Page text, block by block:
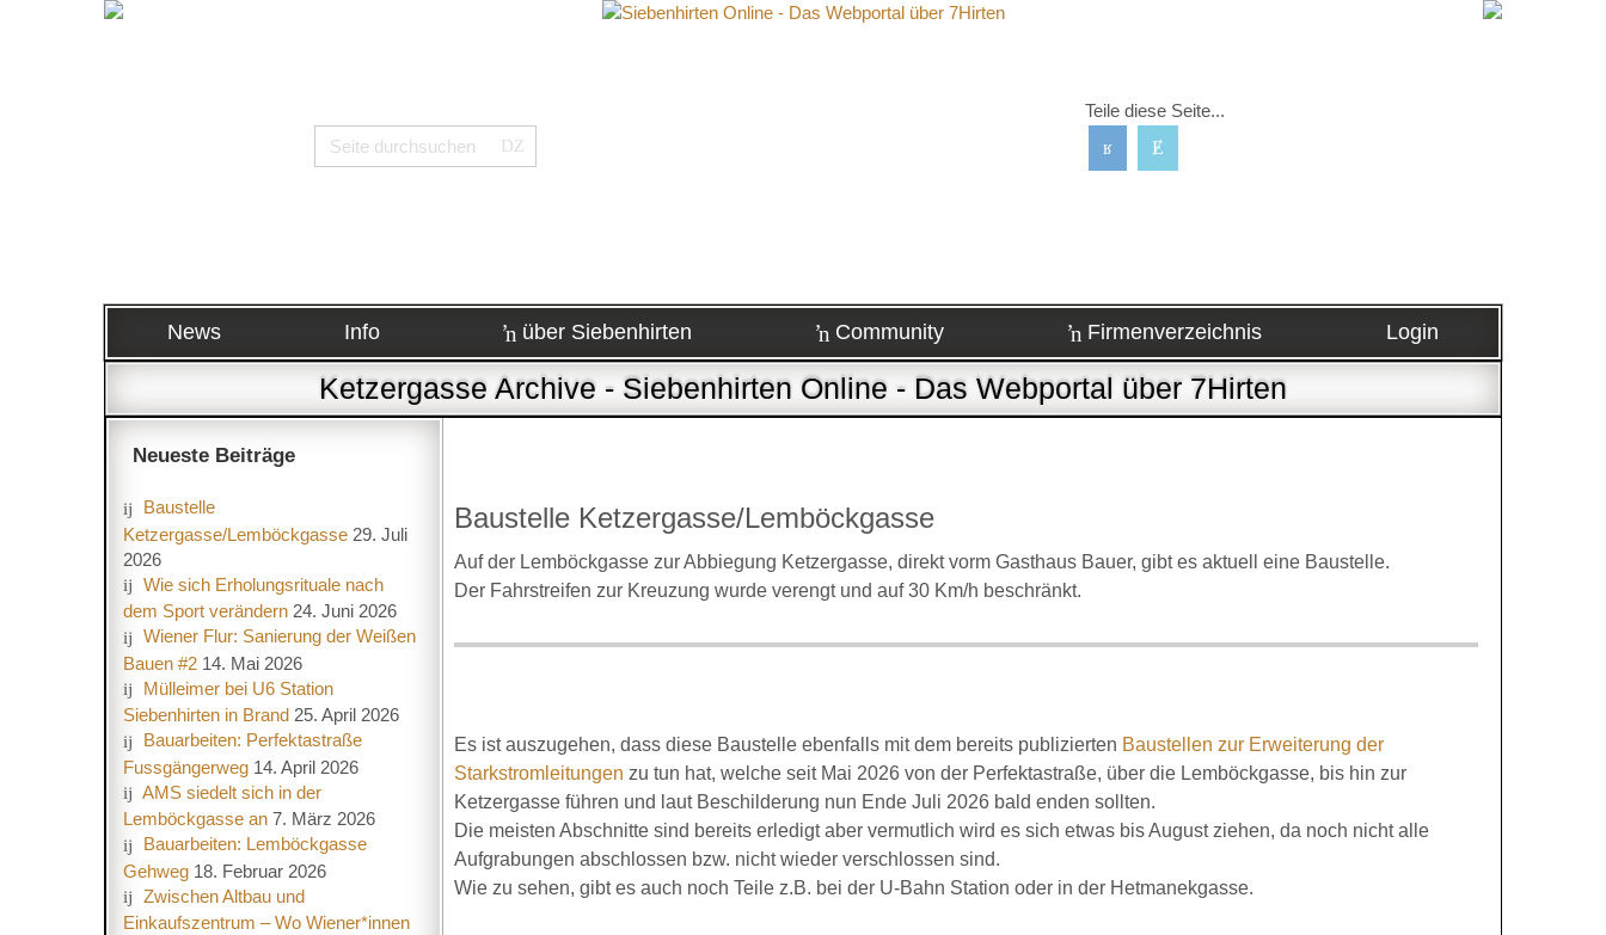
News Info über Siebenhirten Community Firmenverzeichnis Login
Ketzergasse Archive - Siebenhirten Online - Das Webportal über 7Hirten
Teile diese Seite...
Neueste Beiträge
Baustelle
Ketzergasse/Lemböckgasse 29. Juli
2026
Wie sich Erholungsrituale nach
dem Sport verändern 24. Juni 2026
Wiener Flur: Sanierung der Weißen
Bauen #2 14. Mai 2026
Mülleimer bei U6 Station
Siebenhirten in Brand 25. April 2026
Bauarbeiten: Perfektastraße
Fussgängerweg 14. April 2026
AMS siedelt sich in der
Lemböckgasse an 7. März 2026
Bauarbeiten: Lemböckgasse
Gehweg 18. Februar 2026
Zwischen Altbau und
Einkaufszentrum – Wo Wiener*innen
Baustelle Ketzergasse/Lemböckgasse
Auf der Lemböckgasse zur Abbiegung Ketzergasse, direkt vorm Gasthaus Bauer, gibt es aktuell eine Baustelle.
Der Fahrstreifen zur Kreuzung wurde verengt und auf 30 Km/h beschränkt.
Es ist auszugehen, dass diese Baustelle ebenfalls mit dem bereits publizierten Baustellen zur Erweiterung der
Starkstromleitungen zu tun hat, welche seit Mai 2026 von der Perfektastraße, über die Lemböckgasse, bis hin zur
Ketzergasse führen und laut Beschilderung nun Ende Juli 2026 bald enden sollten.
Die meisten Abschnitte sind bereits erledigt aber vermutlich wird es sich etwas bis August ziehen, da noch nicht alle
Aufgrabungen abschlossen bzw. nicht wieder verschlossen sind.
Wie zu sehen, gibt es auch noch Teile z.B. bei der U-Bahn Station oder in der Hetmanekgasse.